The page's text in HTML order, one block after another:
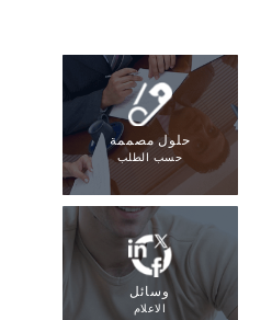
حلول مصممة
حسب الطلب
وسائل
الاعلام